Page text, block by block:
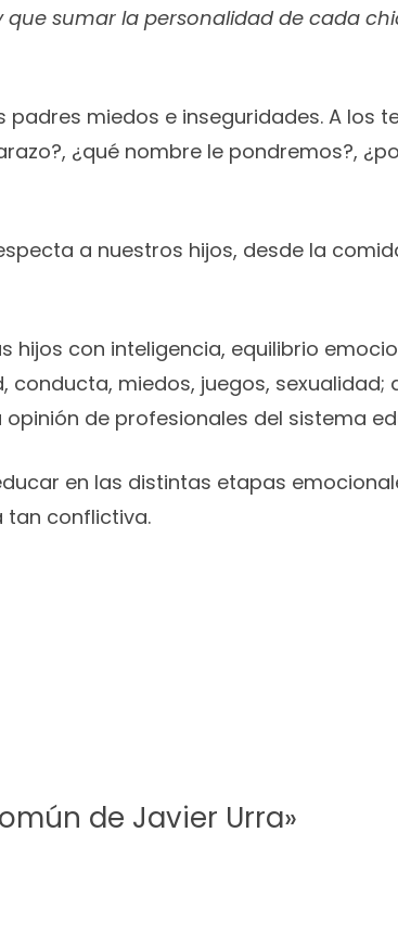
sumar la personalidad de cada
miedos e inseguridades. A los
¿qué nombre le pondremos?,
a nuestros hijos, desde la
con inteligencia, equilibrio
miedos, juegos,
de profesionales del sistema
en las distintas etapas
tan conflictiva.
de Javier Urra»